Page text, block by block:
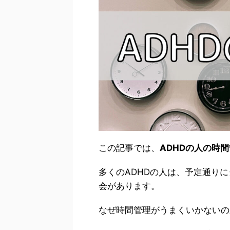
この記事では、 ADHDの人の時
多くのADHDの人は、予定通り
会があります。
なぜ時間管理がうまくいかない